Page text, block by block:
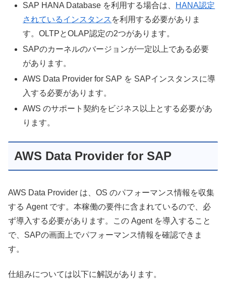
SAP HANA Database を利用する場合は、
HANA認定
されているインスタンス を利用する必要がありま
す。OLTPとOLAP認定の2つがあります。
SAPのカーネルのバージョンが一定以上である必要
があります。
AWS Data Provider for SAP を SAPインスタンスに導
入する必要があります。
AWS のサポート契約をビジネス以上とする必要があ
ります。
AWS Data Provider for SAP
AWS Data Provider は、OS のパフォーマンス情報を収集
する Agent です。本稼働の要件に含まれているので、必
ず導入する必要があります。この Agent を導入すること
で、SAPの画面上でパフォーマンス情報を確認できま
す。
仕組みについては以下に解説があります。